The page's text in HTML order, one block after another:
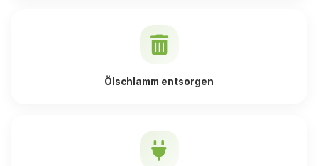
Ölschlamm entsorgen